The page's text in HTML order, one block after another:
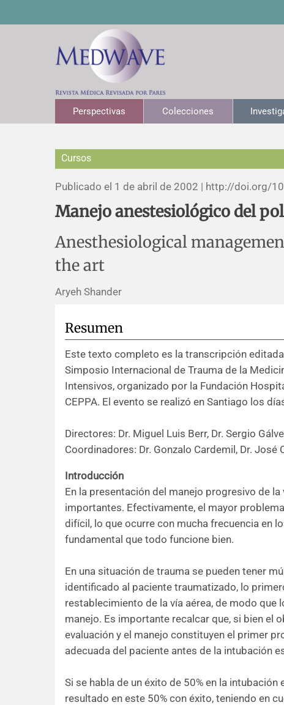
Perspectivas Colecciones
Cursos
Publicado el 1 de abril de 2002 | http://doi.org/
Manejo anestesiológico del
Anesthesiological
the art
Aryeh Shander
Resumen
Este texto completo es la transcripción
Simposio Internacional de Trauma de la
Intensivos, organizado por la Fundación
CEPPA. El evento se realizó en Santiago los
Directores: Dr. Miguel Luis Berr, Dr. Sergio
Coordinadores: Dr. Gonzalo Cardemil, Dr. José
Introducción
En la presentación del manejo progresivo de
importantes. Efectivamente, el mayor
difícil, lo que ocurre con mucha frecuencia en
fundamental que todo funcione bien.
En una situación de trauma se pueden tener
identificado al paciente traumatizado, lo
restablecimiento de la vía aérea, de modo que
manejo. Es importante recalcar que, si bien el
evaluación y el manejo constituyen el primer
adecuada del paciente antes de la intubación
Si se habla de un éxito de 50% en la
resultado en este 50% con éxito, teniendo en